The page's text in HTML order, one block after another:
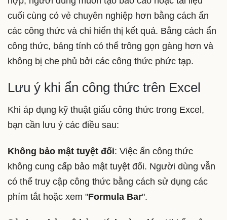
cuối cùng có vẻ chuyên nghiệp hơn bằng cách ẩn
các công thức và chỉ hiển thị kết quả. Bằng cách ẩn
công thức, bảng tính có thể trông gọn gàng hơn và
không bị che phủ bởi các công thức phức tạp.
Lưu ý khi ẩn công thức trên Excel
Khi áp dụng kỹ thuật giấu công thức trong Excel,
bạn cần lưu ý các điều sau:
Không bảo mật tuyệt đối: Việc ẩn công thức
không cung cấp bảo mật tuyệt đối. Người dùng vẫn
có thể truy cập công thức bằng cách sử dụng các
phím tắt hoặc xem "Formula Bar".